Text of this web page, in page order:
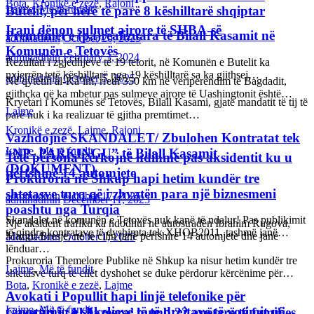
Lajme,Më të fundit
Premtimet e (pa)realizuara të Bilall Kasamit në
Komunën e Tetovës
adminadmin October 5, 2025
Kryetari i Komunës së Tetovës, Bilall Kasami, gjatë mandatit të tij të
parë nuk i ka realizuar të gjitha premtimet…
Lajme,Më të fundit
Prokuroria në Shkup hapi hetim kundër tre
shtetasve turq që i zhvatën para një biznesmeni
poashtu nga Turqia
adminadmin October 1, 2025
Prokuroria Themelore Publike në Shkup ka nisur hetim kundër tre
shtetasve turq të cilët dyshohet se duke përdorur kërcënime për…
Lajme,Më të fundit
Bota,Kronikë e zezë,Rajoni
Irani dënon sulmet ajrore të SHBA-së
adminadmin February 3, 2024
Në qytetin al-Ka’im, rreth 350 km në veriperëndim të Bagdadit,
gjithçka që ka mbetur pas sulmeve ajrore të Uashingtonit është…
Kronikë e zezë, Lajme, Rajoni
Tetë persona kërkojnë ndihmë pas aksidentit ku u
përfshinë 14 automjete
adminadmin December 11, 2023
Një aksident trafiku ka ndodhur në autostradën Ibrahim Rugova,
Mazgit-Bresje, në të cilin janë përfshirë 14 automjete dhe janë
lënduar…
Bota, Kronikë e zezë, Lajme
Butelit, për herë të parë 8 këshilltarë shqiptar
adminadmin October 20, 2025
Rezultati i zgjedhjeve të 19 tetorit, në Komunën e Butelit ka
nxjerrën tetë këshilltarë nga 19 këshilltarë sa ka gjithsej…
Lajme
Vazhdojnë SKANDALET/ Zbulohen Kontratat tek
“NP- PARKINGU” të Bilall Kasamit
(DOKUMENT)
adminadmin October 17, 2025
Skandalet në komunën e Tetovës nuk kanë të ndalur! Pas publikimit
të qindra kontratave të dyshimta tek XHOB2011, tashmë janë…
Lajme,Më të fundit
Avokati i Popullit hapi linjë telefonike për